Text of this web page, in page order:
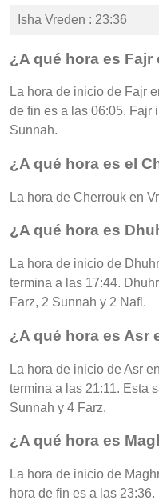
Isha Vreden : 23:36
¿A qué hora es Fajr
La hora de inicio de Fajr
de fin es a las 06:05. Fajr
Sunnah.
¿A qué hora es el
La hora de Cherrouk en
¿A qué hora es
La hora de inicio de
termina a las 17:44.
Farz, 2 Sunnah y 2 Nafl.
¿A qué hora es Asr
La hora de inicio de Asr
termina a las 21:11. Esta
Sunnah y 4 Farz.
¿A qué hora es
La hora de inicio de
hora de fin es a las